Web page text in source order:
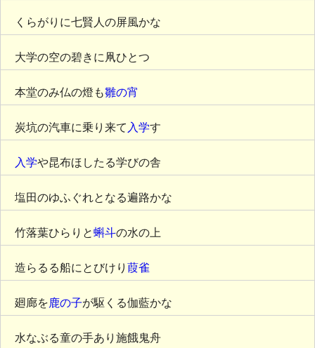
くらがりに七賢人の屏風かな
大学の空の碧きに凧ひとつ
本堂のみ仏の燈も雛の宵
炭坑の汽車に乗り来て 入学す
入学や昆布ほしたる学びの舎
塩田のゆふぐれとなる遍路かな
竹落葉ひらりと蝌斗の水の上
造らるる船にとびけり 葭雀
廻廊を鹿の子が駆くる伽藍かな
水なぶる童の手あり施餓鬼舟